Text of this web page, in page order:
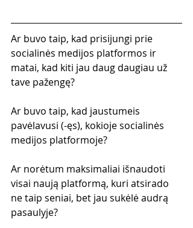
Ar buvo taip, kad prisijungi prie
socialinės medijos platformos ir
matai, kad kiti jau daug daugiau už
tave pažengę?
Ar buvo taip, kad jaustumeis
pavėlavusi (-ęs), kokioje socialinės
medijos platformoje?
Ar norėtum maksimaliai išnaudoti
visai naują platformą, kuri atsirado
ne taip seniai, bet jau sukėlė audrą
pasaulyje?